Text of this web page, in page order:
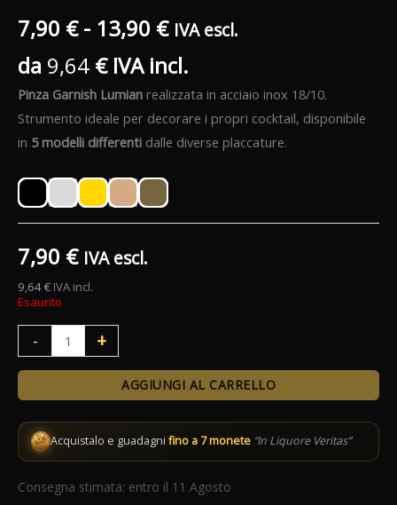
7,90 € - 13,90 €Fascia
di
prezzo:
da
7,90 €
a
IVA escl.
da 9,64 € IVA incl.
Pinza Garnish Lumian realizzata in acciaio inox 18/10.
Strumento ideale per decorare i propri cocktail, disponibile
in 5 modelli differenti dalle diverse placcature.
7,90 € IVA escl.
9,64€ IVA incl.
Esaurito
-
Garnish
+
AGGIUNGI AL CARRELLO
Acquistalo e guadagni fino a 7 monete “In Liquore Veritas”
Consegna stimata: entro il 11 Agosto